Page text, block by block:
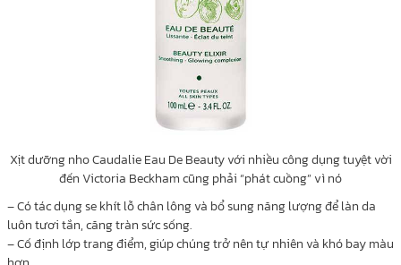
Xịt dưỡng nho Caudalie Eau De Beauty với nhiều công dụng tuyệt vời
đến Victoria Beckham cũng phải “phát cuồng” vì nó
– Có tác dụng se khít lỗ chân lông và bổ sung năng lượng để làn da
luôn tươi tắn, căng tràn sức sống.
– Cố định lớp trang điểm, giúp chúng trở nên tự nhiên và khó bay màu